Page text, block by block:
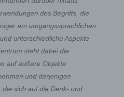
des Begriffs, die
am umgangssprachlichen
unterschiedliche Aspekte
steht dabei die
auf äußere Objekte
und derjenigen
die sich auf die Denk- und